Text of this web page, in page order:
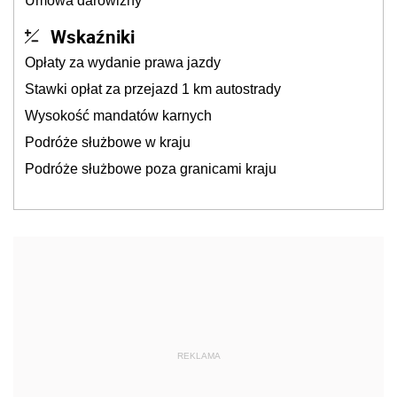
Wskaźniki
Opłaty za wydanie prawa jazdy
Stawki opłat za przejazd 1 km autostrady
Wysokość mandatów karnych
Podróże służbowe w kraju
Podróże służbowe poza granicami kraju
REKLAMA